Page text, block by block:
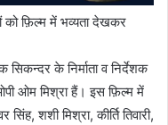
को फ़िल्म में भव्यता देखकर
के निर्माता व निर्देशक
ओम मिश्रा हैं। इस फ़िल्म में
शशी मिश्रा, कीर्ति तिवारी,